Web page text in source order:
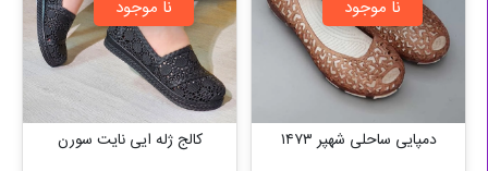
دمپایی ساحلی شهپر ۱۴۷۳
نا موجود
کالج ژله ایی نایت سورن
نا موجود